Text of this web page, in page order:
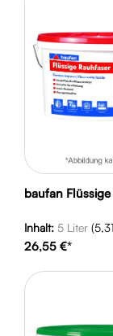
baufan
Inhalt: 5 Liter
26,55 €*